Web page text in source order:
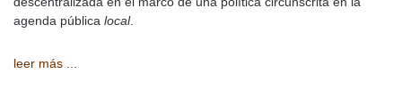
agenda pública local.
leer más ...